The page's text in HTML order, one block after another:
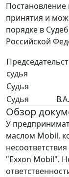
Постановление
принятия и
порядке в
Российской
судья
Судья
Судья
Обзор
У
маслом Mobil,
"Exxon Mobil".